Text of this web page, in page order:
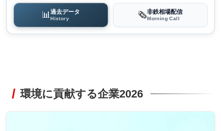
📊過去データ
History 🗞️非鉄相場配信
Morning Call
環境に貢献する企業2026